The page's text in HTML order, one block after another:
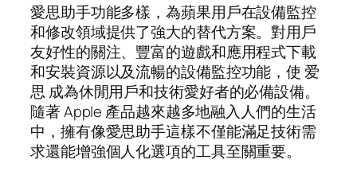
愛思助手功能多樣，為蘋果用戶在設備監控
和修改領域提供了強大的替代方案。對用戶
友好性的關注、豐富的遊戲和應用程式下載
和安裝資源以及流暢的設備監控功能，使 爱
思 成為休閒用戶和技術愛好者的必備設備。
隨著 Apple 產品越來越多地融入人們的生活
中，擁有像愛思助手這樣不僅能滿足技術需
求還能增強個人化選項的工具至關重要。